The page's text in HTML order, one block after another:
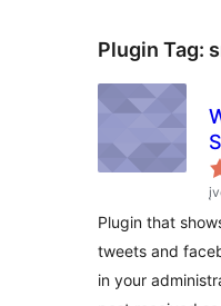
Plugin Tag:
Plugin that
tweets and
in your